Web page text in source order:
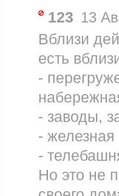
123 13
Вблизи
есть
-
- заводы,
-
-
Но это не